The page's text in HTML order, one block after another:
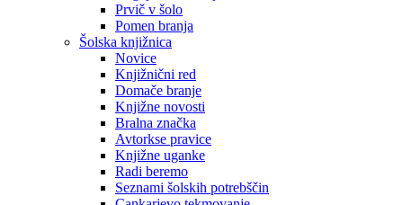
Prvič v šolo
Pomen branja
Šolska knjižnica
Novice
Knjižnični red
Domače branje
Knjižne novosti
Bralna značka
Avtorkse pravice
Knjižne uganke
Radi beremo
Seznami šolskih potrebščin